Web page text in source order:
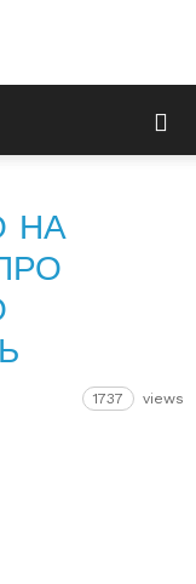
НА
1737 views